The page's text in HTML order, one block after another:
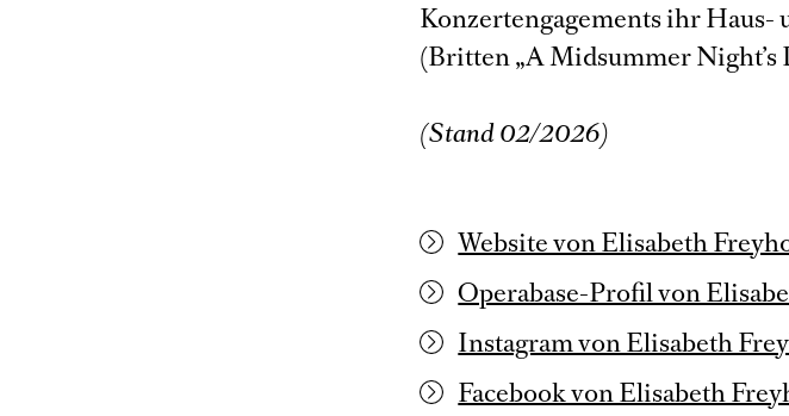
Konzertengagements ihr Haus-
(Britten „A Midsummer Night’s
(Stand 02/2026)
Website von Elisabeth
Operabase-Profil von
Instagram von Elisabeth
Facebook von Elisabeth